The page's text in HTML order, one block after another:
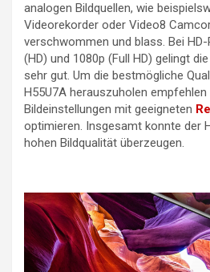
analogen Bildquellen, wie
Videorekorder oder Video8
verschwommen und blass. Bei
(HD) und 1080p (Full HD) gelingt
sehr gut. Um die bestmögliche
H55U7A herauszuholen empfehlen
Bildeinstellungen mit geeigneten
optimieren. Insgesamt konnte der
hohen Bildqualität überzeugen.